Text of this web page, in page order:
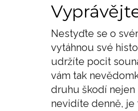
Nestyďte se o
vytáhnou své
udržíte pocit
vám tak
druhu škodí nejen
nevidíte denně, je